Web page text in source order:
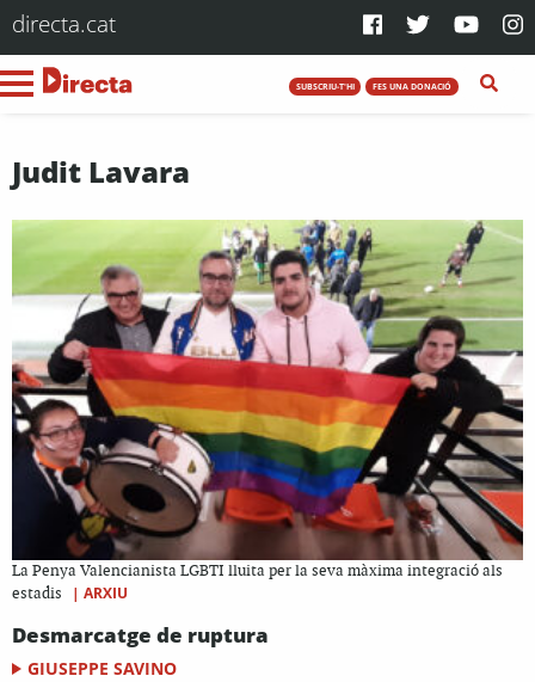
directa.cat
SUBSCRIU-T'HI FES UNA DONACIÓ
Judit Lavara
La Penya Valencianista LGBTI lluita per la seva màxima integració als
estadis
| ARXIU
Desmarcatge de ruptura
GIUSEPPE SAVINO